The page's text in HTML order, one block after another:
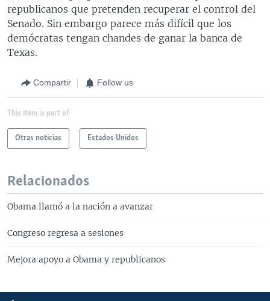
republicanos que pretenden recuperar el control del
Senado. Sin embargo parece más difícil que los
demócratas tengan chandes de ganar la banca de
Texas.
Compartir Follow us
This item is part of
Otras noticias Estados Unidos
Relacionados
Obama llamó a la nación a avanzar
Congreso regresa a sesiones
Mejora apoyo a Obama y republicanos